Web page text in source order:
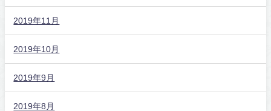
2019年11月
2019年10月
2019年9月
2019年8月